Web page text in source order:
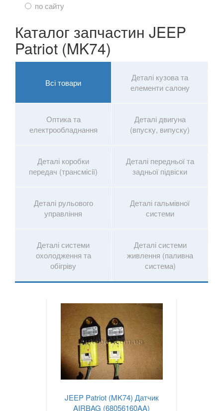
по сайту
Каталог запчастин JEEP
Patriot (MK74)
Всі товари
Деталі кузова та
елементи салону
Оптика та
електрообладнання
Деталі двигуна
(впуску, випуску)
Деталі коробки
передач (трансмісії)
Деталі передньої та
задньої підвіски
Деталі рульового
управління
Деталі гальмівної
системи
Деталі системи
охолодження та
обігріву
Деталі системи
живлення (паливна
система)
JEEP Patriot (MK74) Датчик
AIRBAG (68056160AA)